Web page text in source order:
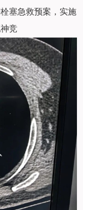
塞急救预案，实施
竞